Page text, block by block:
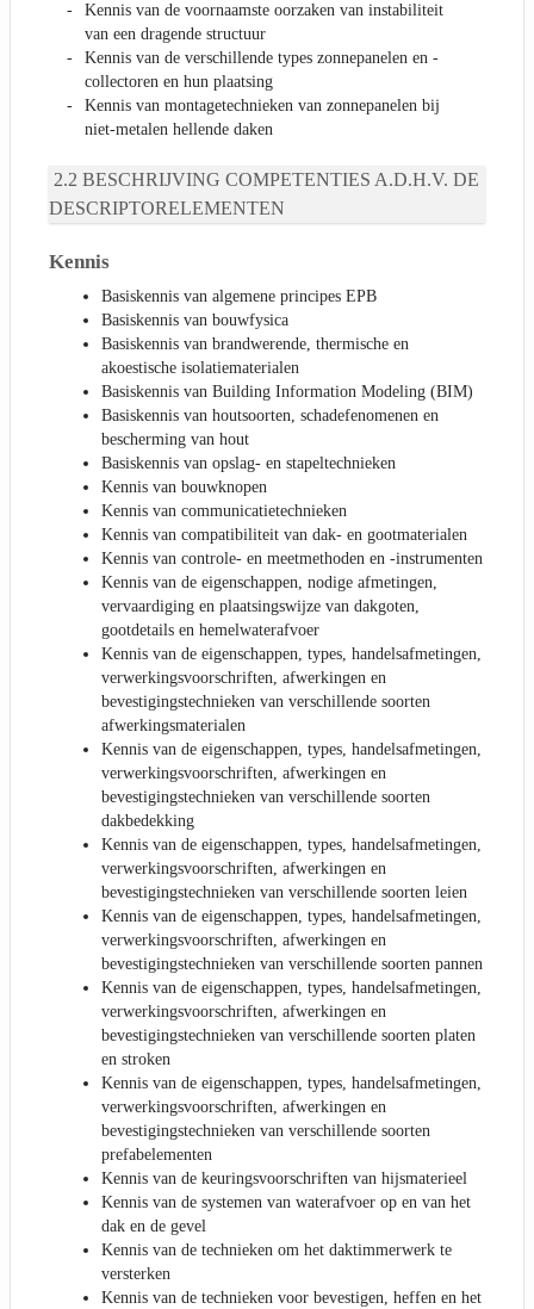
Kennis van de voornaamste oorzaken van instabiliteit
van een dragende structuur
Kennis van de verschillende types zonnepanelen en -
collectoren en hun plaatsing
Kennis van montagetechnieken van zonnepanelen bij
niet-metalen hellende daken
BESCHRIJVING COMPETENTIES A.D.H.V. DE
DESCRIPTORELEMENTEN
Kennis
Basiskennis van algemene principes EPB
Basiskennis van bouwfysica
Basiskennis van brandwerende, thermische en
akoestische isolatiematerialen
Basiskennis van Building Information Modeling (BIM)
Basiskennis van houtsoorten, schadefenomenen en
bescherming van hout
Basiskennis van opslag- en stapeltechnieken
Kennis van bouwknopen
Kennis van communicatietechnieken
Kennis van compatibiliteit van dak- en gootmaterialen
Kennis van controle- en meetmethoden en -instrumenten
Kennis van de eigenschappen, nodige afmetingen,
vervaardiging en plaatsingswijze van dakgoten,
gootdetails en hemelwaterafvoer
Kennis van de eigenschappen, types, handelsafmetingen,
verwerkingsvoorschriften, afwerkingen en
bevestigingstechnieken van verschillende soorten
afwerkingsmaterialen
Kennis van de eigenschappen, types, handelsafmetingen,
verwerkingsvoorschriften, afwerkingen en
bevestigingstechnieken van verschillende soorten
dakbedekking
Kennis van de eigenschappen, types, handelsafmetingen,
verwerkingsvoorschriften, afwerkingen en
bevestigingstechnieken van verschillende soorten leien
Kennis van de eigenschappen, types, handelsafmetingen,
verwerkingsvoorschriften, afwerkingen en
bevestigingstechnieken van verschillende soorten pannen
Kennis van de eigenschappen, types, handelsafmetingen,
verwerkingsvoorschriften, afwerkingen en
bevestigingstechnieken van verschillende soorten platen
en stroken
Kennis van de eigenschappen, types, handelsafmetingen,
verwerkingsvoorschriften, afwerkingen en
bevestigingstechnieken van verschillende soorten
prefabelementen
Kennis van de keuringsvoorschriften van hijsmaterieel
Kennis van de systemen van waterafvoer op en van het
dak en de gevel
Kennis van de technieken om het daktimmerwerk te
versterken
Kennis van de technieken voor bevestigen, heffen en het